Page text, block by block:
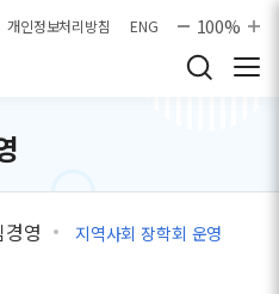
개인정보처리방침 ENG 100%
영 지역사회 장학회 운영